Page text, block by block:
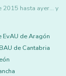
hasta ayer... y
EvAU de Aragón
de Cantabria